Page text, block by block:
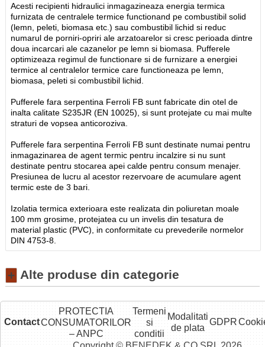
Acesti recipienti hidraulici inmagazineaza energia termica
furnizata de centralele termice functionand pe combustibil solid
(lemn, peleti, biomasa etc.) sau combustibil lichid si reduc
numarul de porniri-opriri ale arzatoarelor si cresc perioada dintre
doua incarcari ale cazanelor pe lemn si biomasa. Pufferele
optimizeaza regimul de functionare si de furnizare a energiei
termice al centralelor termice care functioneaza pe lemn,
biomasa, peleti si combustibil lichid.
Pufferele fara serpentina Ferroli FB sunt fabricate din otel de
inalta calitate S235JR (EN 10025), si sunt protejate cu mai multe
straturi de vopsea anticoroziva.
Pufferele fara serpentina Ferroli FB sunt destinate numai pentru
inmagazinarea de agent termic pentru incalzire si nu sunt
destinate pentru stocarea apei calde pentru consum menajer.
Presiunea de lucru al acestor rezervoare de acumulare agent
termic este de 3 bari.
Izolatia termica exterioara este realizata din poliuretan moale
100 mm grosime, protejatea cu un invelis din tesatura de
material plastic (PVC), in conformitate cu prevederile normelor
DIN 4753-8.
+ Alte produse din categorie
Contact
PROTECTIA
CONSUMATORILOR
– ANPC
Termeni
si
conditii
Modalitati
de plata
GDPR